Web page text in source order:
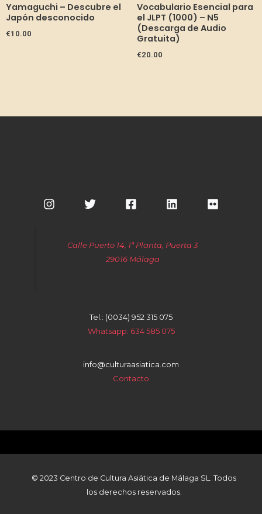
Yamaguchi – Descubre el
Japón desconocido
€10.00
Vocabulario Esencial para
el JLPT (1000) – N5
(Descarga de Audio
Gratuita)
€20.00
Calle Puerto 14, 1ª Planta, Puerta 3
29016 Málaga
Tel.: (0034) 952 315 075
Whatsapp: 634 585 075
info@culturaasiatica.com
Contacto
© 2023 Centro de Cultura Asiática de Málaga SL. Todos
los derechos reservados.